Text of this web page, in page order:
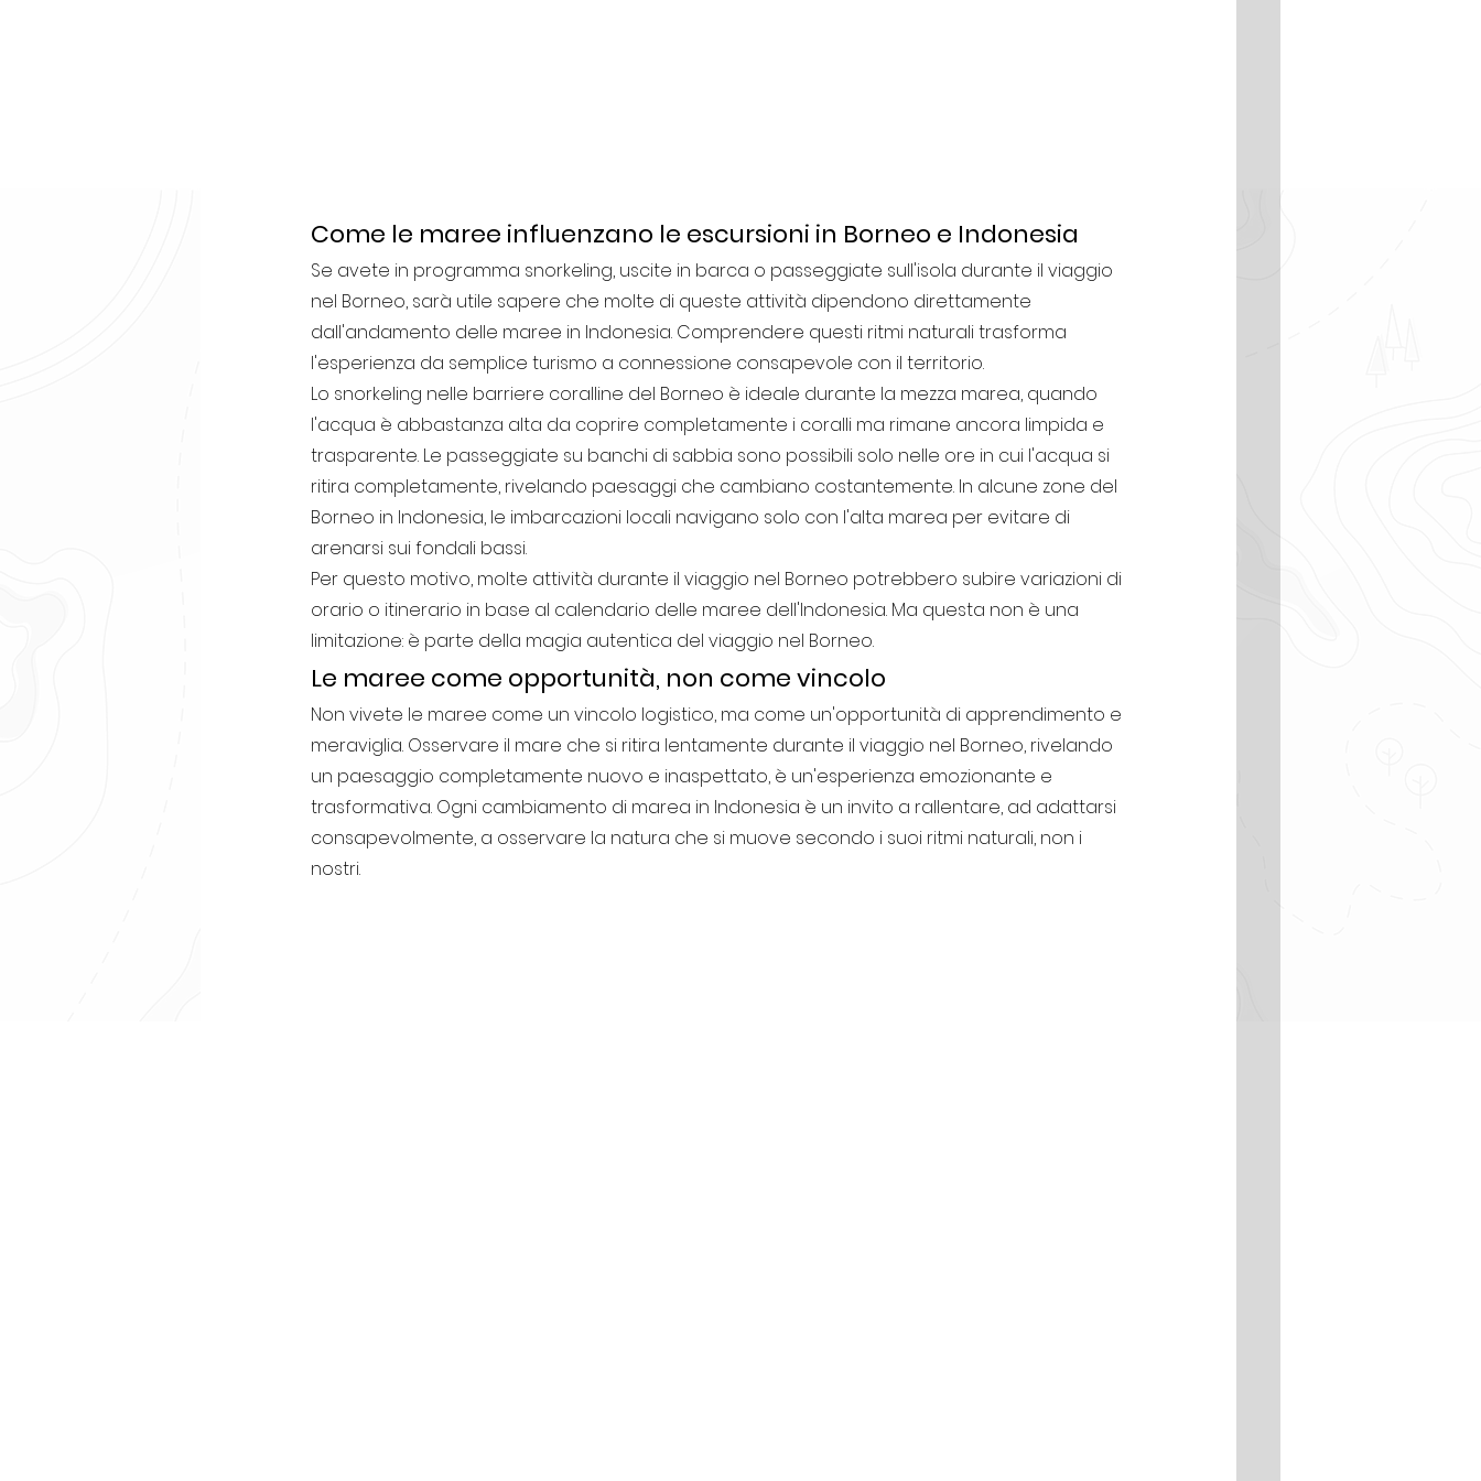
Come le maree influenzano le escursioni in Borneo e Indonesia
Se avete in programma snorkeling, uscite in barca o passeggiate sull'isola durante il viaggio
nel Borneo, sarà utile sapere che molte di queste attività dipendono direttamente
dall'andamento delle maree in Indonesia. Comprendere questi ritmi naturali trasforma
l'esperienza da semplice turismo a connessione consapevole con il territorio.
Lo snorkeling nelle barriere coralline del Borneo è ideale durante la mezza marea, quando
l'acqua è abbastanza alta da coprire completamente i coralli ma rimane ancora limpida e
trasparente. Le passeggiate su banchi di sabbia sono possibili solo nelle ore in cui l'acqua si
ritira completamente, rivelando paesaggi che cambiano costantemente. In alcune zone del
Borneo in Indonesia, le imbarcazioni locali navigano solo con l'alta marea per evitare di
arenarsi sui fondali bassi.
Per questo motivo, molte attività durante il viaggio nel Borneo potrebbero subire variazioni di
orario o itinerario in base al calendario delle maree dell'Indonesia. Ma questa non è una
limitazione: è parte della magia autentica del viaggio nel Borneo.
Le maree come opportunità, non come vincolo
Non vivete le maree come un vincolo logistico, ma come un'opportunità di apprendimento e
meraviglia. Osservare il mare che si ritira lentamente durante il viaggio nel Borneo, rivelando
un paesaggio completamente nuovo e inaspettato, è un'esperienza emozionante e
trasformativa. Ogni cambiamento di marea in Indonesia è un invito a rallentare, ad adattarsi
consapevolmente, a osservare la natura che si muove secondo i suoi ritmi naturali, non i
nostri.